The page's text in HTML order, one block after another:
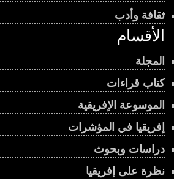
ثقافة وأدب
الأقسام
المجلة
كتاب قراءات
الموسوعة الإفريقية
إفريقيا في المؤشرات
دراسات وبحوث
نظرة على إفريقيا